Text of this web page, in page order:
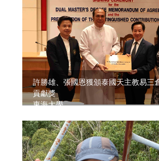
許勝雄、張國恩獲頒泰國天主教易三
貢獻獎
東海大學、 ...